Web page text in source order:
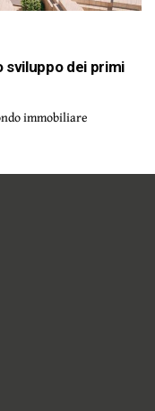
sviluppo dei primi
immobiliare